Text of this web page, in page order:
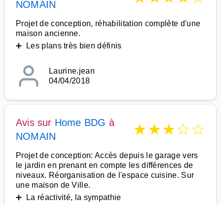
NOMAIN
Projet de conception, réhabilitation complète d'une
maison ancienne.
➕ Les plans très bien définis
Laurine.jean
04/04/2018
Avis sur Home BDG à
NOMAIN
★★★☆☆
Projet de conception: Accès depuis le garage vers
le jardin en prenant en compte les différences de
niveaux. Réorganisation de l'espace cuisine. Sur
une maison de Ville.
➕ La réactivité, la sympathie